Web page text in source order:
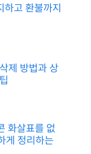
고 환불까지
제 방법과 상
화살표를 없
게 정리하는